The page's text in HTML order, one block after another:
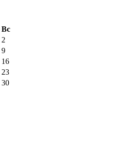
Вс
2
9
16
23
30